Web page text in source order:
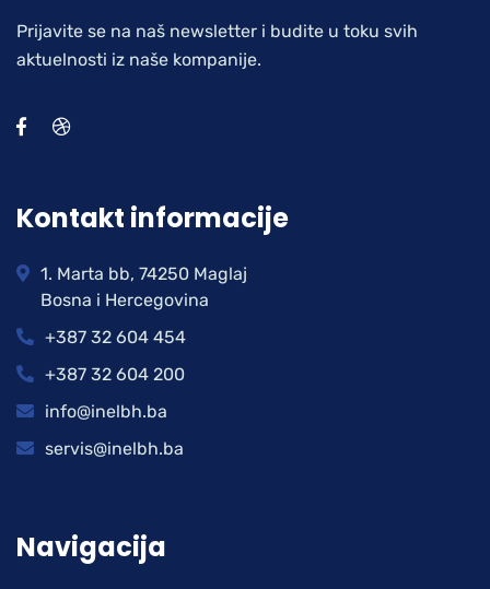
Prijavite se na naš newsletter i budite u toku svih
aktuelnosti iz naše kompanije.
Kontakt informacije
1. Marta bb, 74250 Maglaj
Bosna i Hercegovina
+387 32 604 454
+387 32 604 200
info@inelbh.ba
servis@inelbh.ba
Navigacija